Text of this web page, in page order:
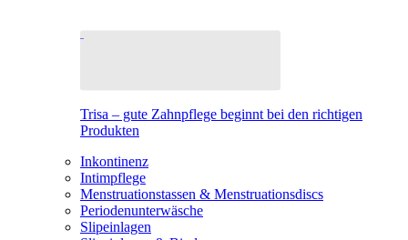
Trisa – gute Zahnpflege beginnt bei den richtigen
Produkten
Inkontinenz
Intimpflege
Menstruationstassen & Menstruationsdiscs
Periodenunterwäsche
Slipeinlagen